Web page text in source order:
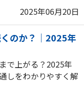
2025年06月20日
のか？｜2025年
で上がる？2025年
しをわかりやすく解